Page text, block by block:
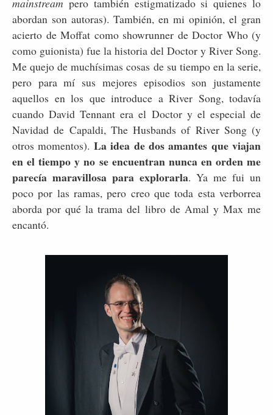
abordan son autoras). También, en mi opinión, el gran
acierto de Moffat como showrunner de Doctor Who (y
como guionista) fue la historia del Doctor y River Song.
Me quejo de muchísimas cosas de su tiempo en la serie,
pero para mí sus mejores episodios son justamente
aquellos en los que introduce a River Song, todavía
cuando David Tennant era el Doctor y el especial de
Navidad de Capaldi, The Husbands of River Song (y
otros momentos). La idea de dos amantes que viajan
en el tiempo y no se encuentran nunca en orden me
parecía maravillosa para explorarla. Ya me fui un
poco por las ramas, pero creo que toda esta verborrea
aborda por qué la trama del libro de Amal y Max me
encantó.